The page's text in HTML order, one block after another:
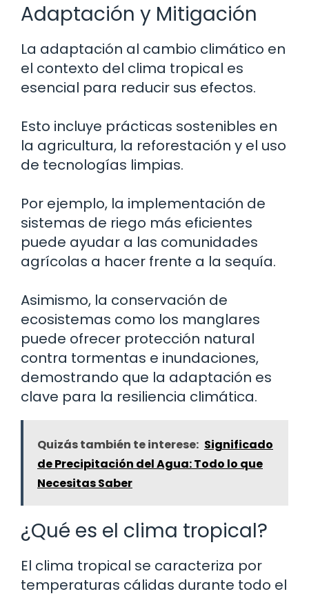
Adaptación y Mitigación
La adaptación al cambio climático en
el contexto del clima tropical es
esencial para reducir sus efectos.
Esto incluye prácticas sostenibles en
la agricultura, la reforestación y el uso
de tecnologías limpias.
Por ejemplo, la implementación de
sistemas de riego más eficientes
puede ayudar a las comunidades
agrícolas a hacer frente a la sequía.
Asimismo, la conservación de
ecosistemas como los manglares
puede ofrecer protección natural
contra tormentas e inundaciones,
demostrando que la adaptación es
clave para la resiliencia climática.
Quizás también te interese: Significado
de Precipitación del Agua: Todo lo que
Necesitas Saber
¿Qué es el clima tropical?
El clima tropical se caracteriza por
temperaturas cálidas durante todo el